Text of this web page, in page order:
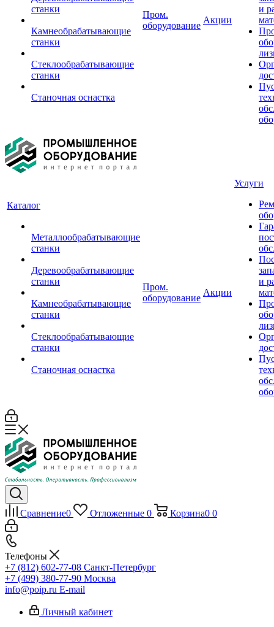
станки
Камнеобрабатывающие
станки
Стеклообрабатывающие
станки
Станочная оснастка
Пром.
оборудование
Акции
и
Каталог
Металлообрабатывающие
станки
Деревообрабатывающие
станки
Камнеобрабатывающие
станки
Стеклообрабатывающие
станки
Станочная оснастка
Пром.
оборудование
Акции
Услуги
и
Сравнение0 Отложенные 0 Корзина0 0
Телефоны
+7 (812) 602-77-08 Санкт-Петербург
+7 (499) 380-77-90 Москва
info@poip.ru E-mail
Личный кабинет